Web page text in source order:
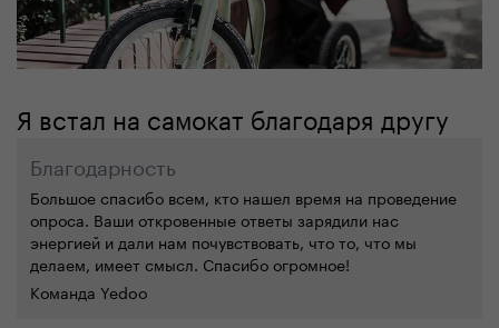
Я встал на самокат благодаря другу
Благодарность
Большое спасибо всем, кто нашел время на проведение
опроса. Ваши откровенные ответы зарядили нас
энергией и дали нам почувствовать, что то, что мы
делаем, имеет смысл. Спасибо огромное!
Команда Yedoo